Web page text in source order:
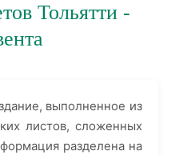
Тольятти -
выполненное из
листов, сложенных
разделена на